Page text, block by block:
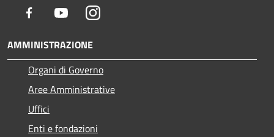
Facebook YoutubeInstagram
AMMINISTRAZIONE
Organi di Governo
Aree Amministrative
Uffici
Enti e fondazioni